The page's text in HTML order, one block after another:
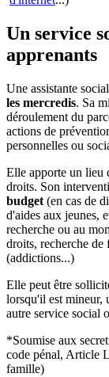
Un service
apprenants
Une assistante
les mercredis. Sa
déroulement du
actions de
personnelles ou
Elle apporte un lieu
droits. Son
budget (en cas de
d'aides aux jeunes,
recherche ou au
droits, recherche de
(addictions...)
Elle peut être
lorsqu'il est mineur,
autre service social
*Soumise aux
code pénal, Article
famille)